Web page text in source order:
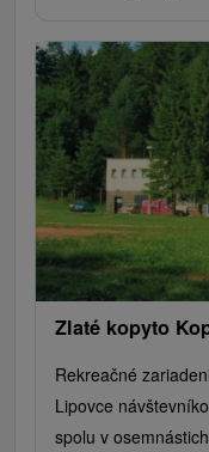
Zlaté kopyto
Rekreačné
Lipovce
spolu v